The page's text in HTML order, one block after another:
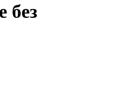
без